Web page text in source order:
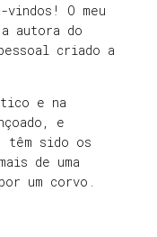
O meu
autora do
criado a
e na
e
têm sido os
de uma
um corvo.